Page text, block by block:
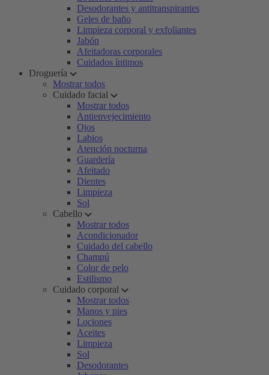
Desodorantes y antitranspirantes
Geles de baño
Limpieza corporal y exfoliantes
Jabón
Afeitadoras corporales
Cuidados íntimos
Droguería
Mostrar todos
Cuidado facial
Mostrar todos
Antienvejecimiento
Ojos
Labios
Atención nocturna
Guardería
Afeitado
Dientes
Limpieza
Sol
Cabello
Mostrar todos
Acondicionador
Cuidado del cabello
Champú
Color de pelo
Estilismo
Cuidado corporal
Mostrar todos
Manos y pies
Lociones
Aceites
Limpieza
Sol
Desodorantes